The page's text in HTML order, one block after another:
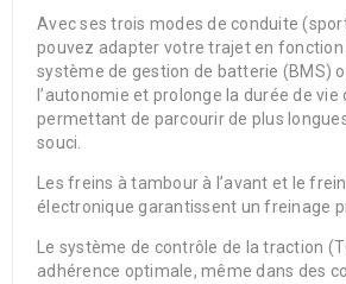
Avec ses trois modes de conduite
pouvez adapter votre trajet en fonction
système de gestion de batterie (BMS)
l’autonomie et prolonge la durée de
permettant de parcourir de plus
souci.
Les freins à tambour à l’avant et le
électronique garantissent un freinage
Le système de contrôle de la traction
adhérence optimale, même dans des